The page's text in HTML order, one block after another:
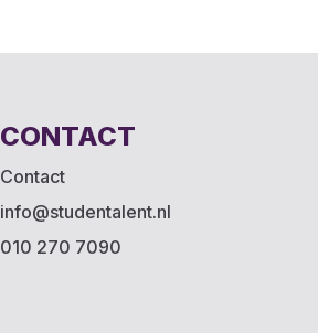
CONTACT
Contact
info@studentalent.nl
010 270 7090